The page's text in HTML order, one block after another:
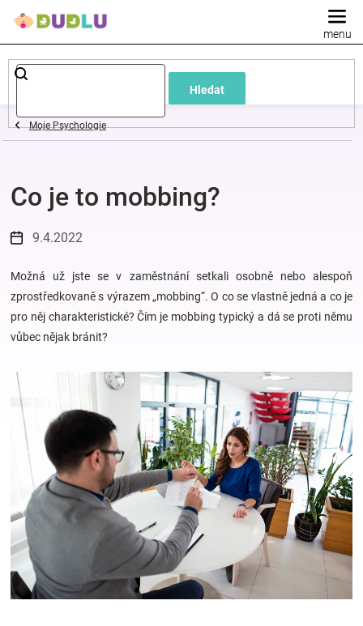
Hledat
Dětské
a
oblečení
Pokojíček
a
kojenecká
Hračky
zábava
pro
děti
Moje Psychologie
Co je to mobbing?
9.4.2022
Možná už jste se v zaměstnání setkali osobně nebo alespoň
zprostředkovaně s výrazem „mobbing“. O co se vlastně jedná a co je
pro něj charakteristické? Čím je mobbing typický a dá se proti němu
vůbec nějak bránit?